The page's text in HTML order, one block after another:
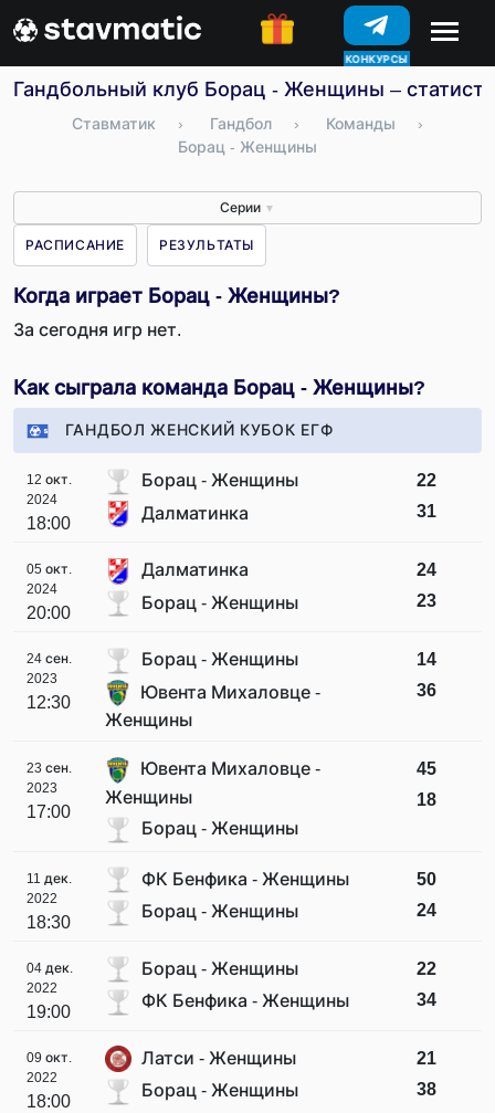
КОНКУРСЫ
Гандбольный клуб Борац - Женщины –
Ставматик › Гандбол › Команды
›
Борац - Женщины
Серии ▼
РАСПИСАНИЕ РЕЗУЛЬТАТЫ
Когда играет Борац - Женщины?
За сегодня игр нет.
Как сыграла команда Борац - Женщины?
ГАНДБОЛ ЖЕНСКИЙ КУБОК ЕГФ
12 окт.
2024
18:00
Борац - Женщины
Далматинка
22
31
05 окт.
2024
20:00
Далматинка
Борац - Женщины
24
23
24 сен.
2023
12:30
Борац - Женщины
Ювента Михаловце -
Женщины
14
36
23 сен.
2023
17:00
Ювента Михаловце -
Женщины
Борац - Женщины
45
18
11 дек.
2022
18:30
ФК Бенфика - Женщины
Борац - Женщины
50
24
04 дек.
2022
19:00
Борац - Женщины
ФК Бенфика - Женщины
22
34
09 окт.
2022
18:00
Латси - Женщины
Борац - Женщины
21
38